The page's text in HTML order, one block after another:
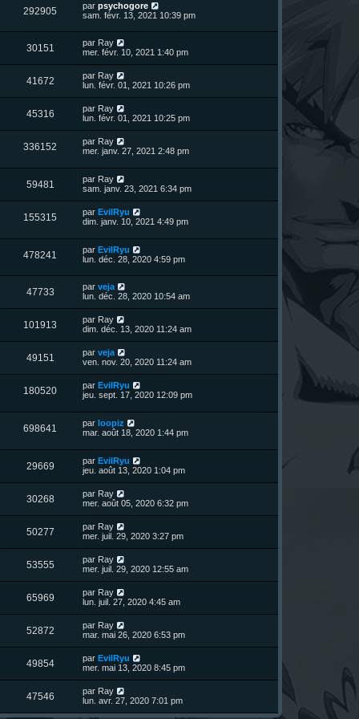
a
g
s
m
e
s
a
g
e
i
e
r
m
e
s
s
a
g
e
292905
u
D
e
n
i
e
r
m
e
s
s
a
g
e
par psychogore
sam. févr. 13, 2021 10:39 pm
30151
u
s
D
e
i
e
r
m
e
s
s
a
e
par Ray
mer. févr. 10, 2021 1:40 pm
41672V
u
s
D
e
i
e
r
m
e
s
a
g
e
par Ray
lun. févr. 01, 2021 10:26 pm
45316V
u
D
e
i
e
r
m
e
s
s
a
g
par Ray
lun. févr. 01, 2021 10:25 pm
336152
u
D
e
n
i
e
r
m
e
s
s
a
g
par Ray
mer. janv. 27, 2021 2:48 pm
59481
u
D
e
i
e
e
s
s
a
g
par Ray
sam. janv. 23, 2021 6:34 pm
155315
u
s
D
e
n
i
e
m
e
s
s
a
g
par EvilRyu
dim. janv. 10, 2021 4:49 pm
478241
u
D
e
n
i
e
r
m
e
s
s
a
g
e
par EvilRyu
lun. déc. 28, 2020 4:59 pm
47733V
u
D
e
i
e
r
m
e
s
s
a
g
e
par veja
lun. déc. 28, 2020 10:54 am
101913
u
s
D
e
i
e
r
m
e
s
a
g
par Ray
dim. déc. 13, 2020 11:24 am
49151
u
D
e
i
e
e
s
s
a
g
e
par veja
ven. nov. 20, 2020 11:24 am
180520V
u
s
D
e
n
i
e
m
e
s
s
a
g
par EvilRyu
jeu. sept. 17, 2020 12:09 pm
698641
u
D
e
n
i
e
e
s
s
a
g
e
par loopiz
mar. août 18, 2020 1:44 pm
29669V
u
s
D
e
i
e
r
m
e
s
s
a
g
e
par EvilRyu
jeu. août 13, 2020 1:04 pm
30268V
u
s
D
e
i
e
r
m
e
s
s
a
g
e
par Ray
mer. août 05, 2020 6:32 pm
50277V
u
s
D
e
i
e
r
m
e
s
s
a
g
e
par Ray
mer. juil. 29, 2020 3:27 pm
53555V
u
s
D
e
i
e
r
m
e
s
s
a
g
e
par Ray
mer. juil. 29, 2020 12:55 am
65969V
u
s
D
e
i
e
r
m
e
s
s
a
g
e
par Ray
lun. juil. 27, 2020 4:45 am
52872V
u
s
D
e
i
e
r
m
e
s
par Ray
mar. mai 26, 2020 6:53 pm
49854V
u
D
e
i
e
r
par EvilRyu
mer. mai 13, 2020 8:45 pm
47546V
u
D
e
par Ray
lun. avr. 27, 2020 7:01 pm